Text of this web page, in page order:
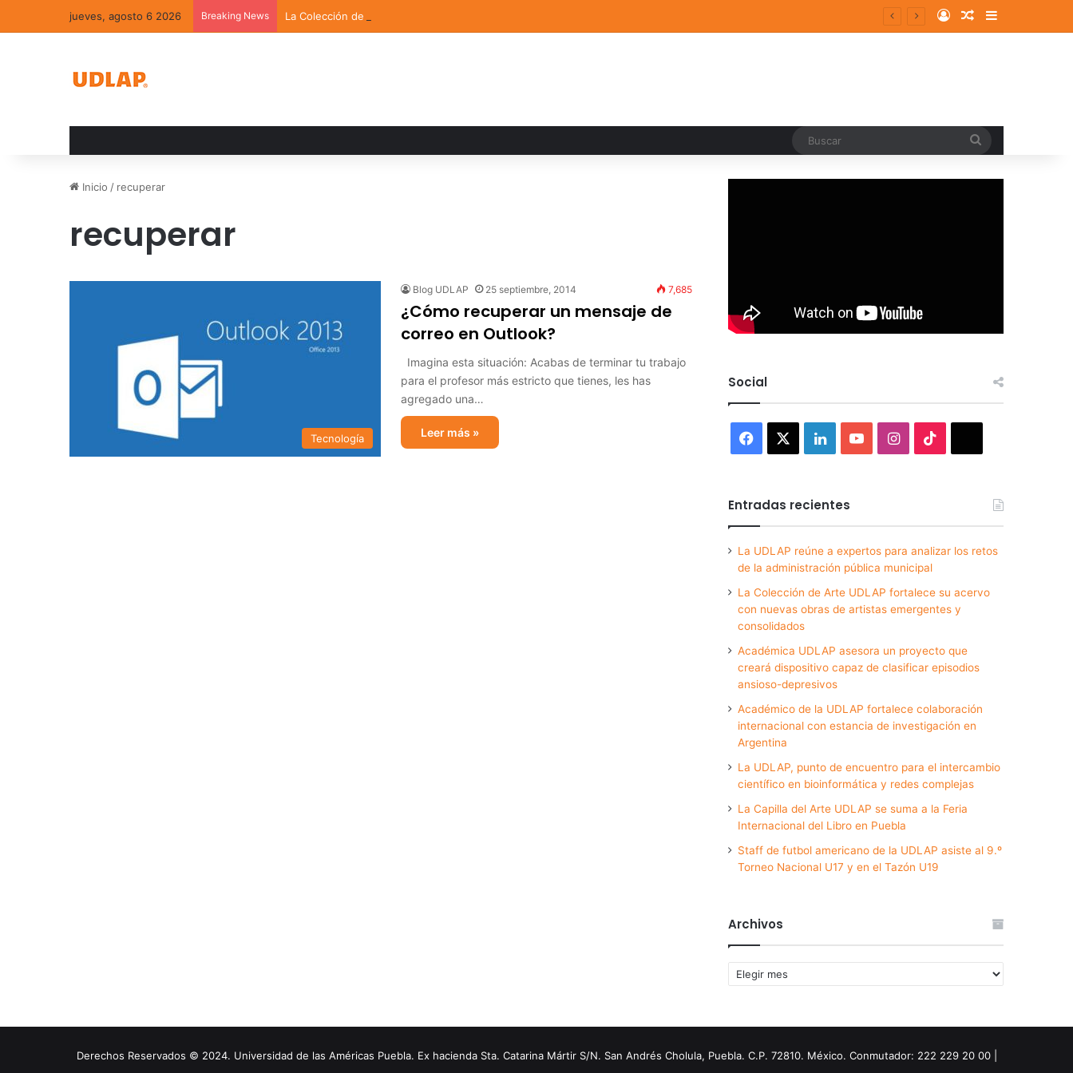
jueves, agosto 6 2026 Breaking News La Colección de Arte UDLAP fortalece su acervo con nuevas obras de artistas emergentes y consolidados Log InRandom Article
Sidebar
Inicio / recuperar
recuperar
Tecnología
Blog UDLAP 25 septiembre, 2014 7,685
¿Cómo recuperar un mensaje de
correo en Outlook?
Imagina esta situación: Acabas de terminar tu trabajo
para el profesor más estricto que tienes, les has
agregado una…
Leer más »
Social
Facebook LinkedInYouTubeInstagram
Entradas recientes
La UDLAP reúne a expertos para analizar los retos
de la administración pública municipal
La Colección de Arte UDLAP fortalece su acervo
con nuevas obras de artistas emergentes y
consolidados
Académica UDLAP asesora un proyecto que
creará dispositivo capaz de clasificar episodios
ansioso-depresivos
Académico de la UDLAP fortalece colaboración
internacional con estancia de investigación en
Argentina
La UDLAP, punto de encuentro para el intercambio
científico en bioinformática y redes complejas
La Capilla del Arte UDLAP se suma a la Feria
Internacional del Libro en Puebla
Staff de futbol americano de la UDLAP asiste al 9.º
Torneo Nacional U17 y en el Tazón U19
Archivos
Archivos
Derechos Reservados © 2024. Universidad de las Américas Puebla. Ex hacienda Sta. Catarina Mártir S/N. San Andrés Cholula, Puebla. C.P. 72810. México. Conmutador: 222 229 20 00 |